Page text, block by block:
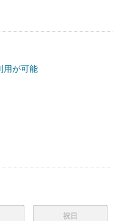
用が可能
祝日